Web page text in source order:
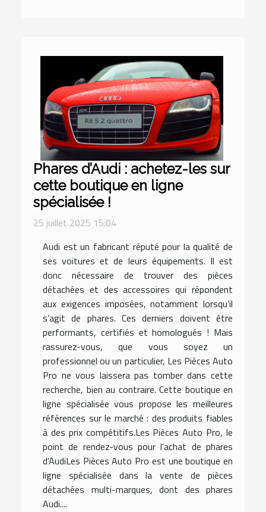
Phares d’Audi : achetez-les sur
cette boutique en ligne
spécialisée !
25 juillet 2025 15:04
Audi est un fabricant réputé pour la qualité de
ses voitures et de leurs équipements. Il est
donc nécessaire de trouver des pièces
détachées et des accessoires qui répondent
aux exigences imposées, notamment lorsqu’il
s’agit de phares. Ces derniers doivent être
performants, certifiés et homologués ! Mais
rassurez-vous, que vous soyez un
professionnel ou un particulier, Les Pièces Auto
Pro ne vous laissera pas tomber dans cette
recherche, bien au contraire. Cette boutique en
ligne spécialisée vous propose les meilleures
références sur le marché : des produits fiables
à des prix compétitifs.Les Pièces Auto Pro, le
point de rendez-vous pour l'achat de phares
d'AudiLes Pièces Auto Pro est une boutique en
ligne spécialisée dans la vente de pièces
détachées multi-marques, dont des phares
Audi....